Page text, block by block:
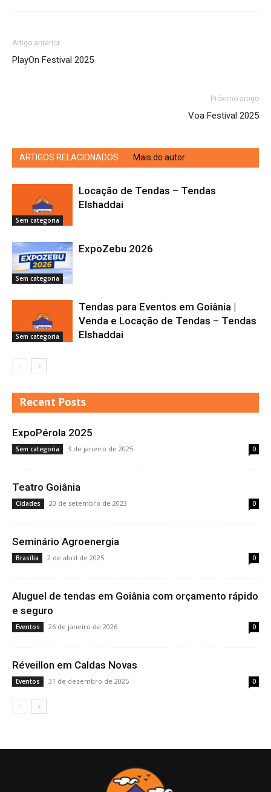
Artigo anterior
PlayOn Festival 2025
Próximo artigo
Voa Festival 2025
ARTIGOS RELACIONADOS Mais do autor
Sem categoria
Locação de Tendas – Tendas
Elshaddai
Sem categoria
ExpoZebu 2026
Sem categoria
Tendas para Eventos em Goiânia |
Venda e Locação de Tendas – Tendas
Elshaddai
Recent Posts
ExpoPérola 2025
Sem categoria 3 de janeiro de 2025 0
Teatro Goiânia
Cidades 20 de setembro de 2023 0
Seminário Agroenergia
Brasília 2 de abril de 2025 0
Aluguel de tendas em Goiânia com orçamento rápido
e seguro
Eventos 26 de janeiro de 2026 0
Réveillon em Caldas Novas
Eventos 31 de dezembro de 2025 0